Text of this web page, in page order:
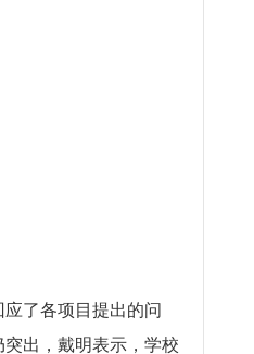
了各项目提出的问
出，戴明表示，学校